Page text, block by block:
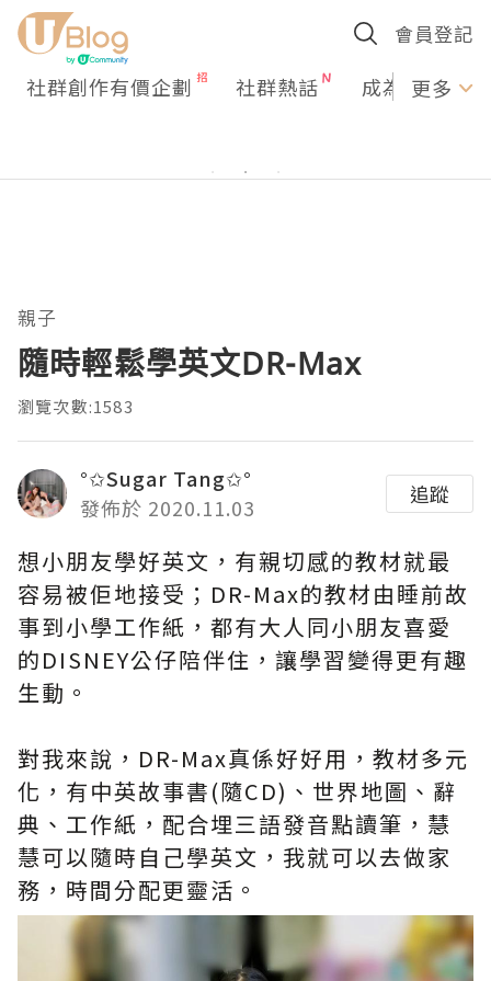
會員登記
社群創作有價企劃 社群熱話 成為U更多
親子
隨時輕鬆學英文DR-Max
瀏覽次數:1583
°✩Sugar Tang✩°
發佈於 2020.11.03
追蹤
想小朋友學好英文，有親切感的教材就最
容易被佢地接受；DR-Max的教材由睡前故
事到小學工作紙，都有大人同小朋友喜愛
的DISNEY公仔陪伴住，讓學習變得更有趣
生動。
對我來說，DR-Max真係好好用，教材多元
化，有中英故事書(隨CD)、世界地圖、辭
典、工作紙，配合埋三語發音點讀筆，慧
慧可以隨時自己學英文，我就可以去做家
務，時間分配更靈活。